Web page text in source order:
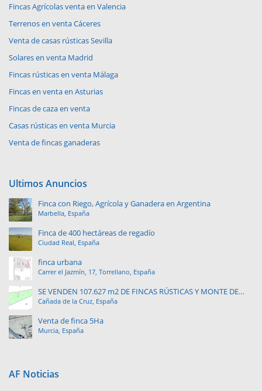
Fincas Agrícolas venta en Valencia
Terrenos en venta Cáceres
Venta de casas rústicas Sevilla
Solares en venta Madrid
Fincas rústicas en venta Málaga
Fincas en venta en Asturias
Fincas de caza en venta
Casas rústicas en venta Murcia
Venta de fincas ganaderas
Ultimos Anuncios
Finca con Riego, Agrícola y Ganadera en Argentina
Marbella, España
Finca de 400 hectáreas de regadío
Ciudad Real, España
finca urbana
Carrer el Jazmín, 17, Torrellano, España
SE VENDEN 107.627 m2 DE FINCAS RÚSTICAS Y MONTE DE
PINAR.
Cañada de la Cruz, España
Venta de finca 5Ha
Murcia, España
AF Noticias